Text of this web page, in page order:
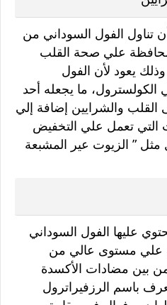
تناول الفول السوداني من
علي صحة القلب
يعود لأن الفول
الكولسترول، ما يجعله أحد
والشرايين إضافة إلي
التي تعمل علي التخفيض
” الزيوت عير المشبعة
عليها الفول السوداني
علي مستوى عالي من
من بين مضادات الأكسدة
باسم الرزفيراترول